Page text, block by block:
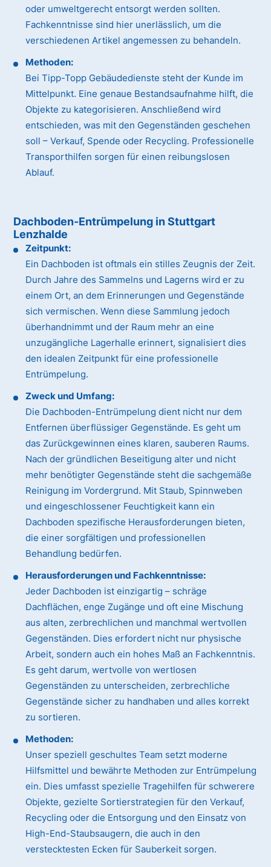
oder umweltgerecht entsorgt werden sollten.
Fachkenntnisse sind hier unerlässlich, um die
verschiedenen Artikel angemessen zu behandeln.
Methoden:
Bei Tipp-Topp Gebäudedienste steht der Kunde im
Mittelpunkt. Eine genaue Bestandsaufnahme hilft, die
Objekte zu kategorisieren. Anschließend wird
entschieden, was mit den Gegenständen geschehen
soll – Verkauf, Spende oder Recycling. Professionelle
Transporthilfen sorgen für einen reibungslosen
Ablauf.
Dachboden-Entrümpelung in Stuttgart
Lenzhalde
Zeitpunkt:
Ein Dachboden ist oftmals ein stilles Zeugnis der Zeit.
Durch Jahre des Sammelns und Lagerns wird er zu
einem Ort, an dem Erinnerungen und Gegenstände
sich vermischen. Wenn diese Sammlung jedoch
überhandnimmt und der Raum mehr an eine
unzugängliche Lagerhalle erinnert, signalisiert dies
den idealen Zeitpunkt für eine professionelle
Entrümpelung.
Zweck und Umfang:
Die Dachboden-Entrümpelung dient nicht nur dem
Entfernen überflüssiger Gegenstände. Es geht um
das Zurückgewinnen eines klaren, sauberen Raums.
Nach der gründlichen Beseitigung alter und nicht
mehr benötigter Gegenstände steht die sachgemäße
Reinigung im Vordergrund. Mit Staub, Spinnweben
und eingeschlossener Feuchtigkeit kann ein
Dachboden spezifische Herausforderungen bieten,
die einer sorgfältigen und professionellen
Behandlung bedürfen.
Herausforderungen und Fachkenntnisse:
Jeder Dachboden ist einzigartig – schräge
Dachflächen, enge Zugänge und oft eine Mischung
aus alten, zerbrechlichen und manchmal wertvollen
Gegenständen. Dies erfordert nicht nur physische
Arbeit, sondern auch ein hohes Maß an Fachkenntnis.
Es geht darum, wertvolle von wertlosen
Gegenständen zu unterscheiden, zerbrechliche
Gegenstände sicher zu handhaben und alles korrekt
zu sortieren.
Methoden:
Unser speziell geschultes Team setzt moderne
Hilfsmittel und bewährte Methoden zur Entrümpelung
ein. Dies umfasst spezielle Tragehilfen für schwerere
Objekte, gezielte Sortierstrategien für den Verkauf,
Recycling oder die Entsorgung und den Einsatz von
High-End-Staubsaugern, die auch in den
verstecktesten Ecken für Sauberkeit sorgen.